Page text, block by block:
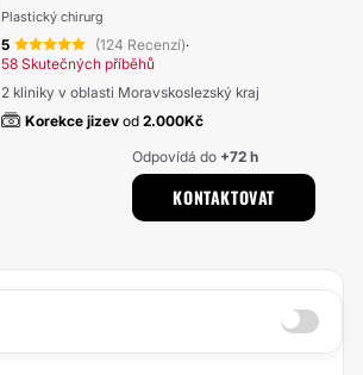
Plastický chirurg
5 (124 Recenzí)·
58 Skutečných příběhů
2 kliniky v oblasti Moravskoslezský kraj
Korekce jizev od 2.000Kč
Odpovídá do +72 h
KONTAKTOVAT